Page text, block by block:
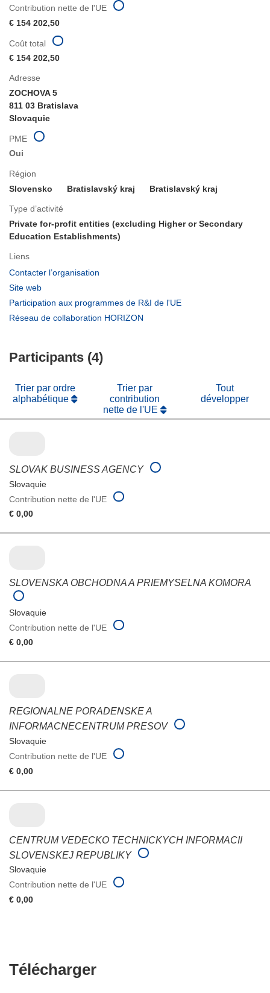
Contribution nette de l'UE
€ 154 202,50
Adresse
ZOCHOVA 5
811 03 Bratislava
Slovaquie
PME
Oui
Région
Slovensko
Bratislavský kraj Bratislavský kraj
Type d’activité
Private for-profit entities (excluding Higher or Secondary
Education Establishments)
Liens
Contacter l’organisation
fenêtre)
Site web
dans
Participation aux programmes de R&I de l'UE
Réseau de collaboration HORIZON
Coût total
€ 154 202,50
Participants (4)
Trier par ordre
alphabétique
Trier par
contribution
nette de l'UE
Tout
développer
SLOVAK BUSINESS AGENCY
Slovaquie
Contribution nette de l'UE
€ 0,00
SLOVENSKA OBCHODNA A PRIEMYSELNA KOMORA
Slovaquie
Contribution nette de l'UE
€ 0,00
REGIONALNE PORADENSKE A
INFORMACNECENTRUM PRESOV
Slovaquie
Contribution nette de l'UE
€ 0,00
CENTRUM VEDECKO TECHNICKYCH INFORMACII
SLOVENSKEJ REPUBLIKY
Slovaquie
Contribution nette de l'UE
€ 0,00
TéléchargerTélécharger